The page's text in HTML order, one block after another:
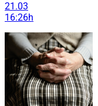
21.03
16:26h